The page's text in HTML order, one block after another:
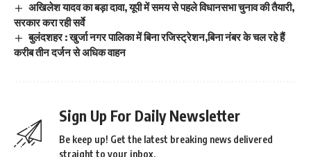
अखिलेश यादव का बड़ा दावा, यूपी में समय से पहले विधानसभा चुनाव की तैयारी,
सरकार करा रही सर्वे
बुलंदशहर : खुर्जा नगर पालिका में बिना रजिस्ट्रेशन,बिना नंबर के चल रहे हैं
करीब तीन दर्जन से अधिक वाहन
Sign Up For Daily Newsletter
Be keep up! Get the latest breaking news delivered
straight to your inbox.